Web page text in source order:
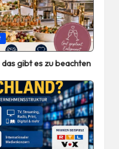
gibt es zu beachten